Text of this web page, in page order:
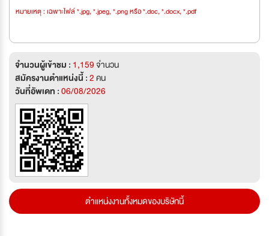
หมายเหตุ : เฉพาะไฟล์ *.jpg, *.jpeg, *.png หรือ *.doc, *.docx, *.pdf
จำนวนผู้เข้าชม : 1,159จำนวน
สมัครงานตำแหน่งนี้ :2คน
วันที่อัพเดท :06/08/2026
ตำแหน่งงานทั้งหมดของบริษัทนี้